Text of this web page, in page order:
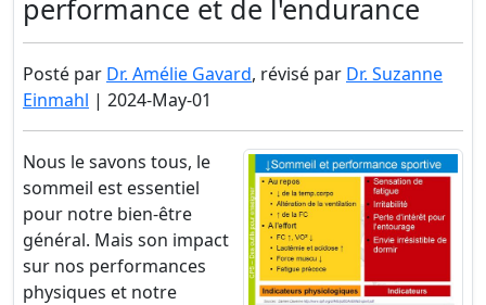
performance et de l'endurance
Posté par Dr. Amélie Gavard, révisé par Dr. Suzanne
Einmahl | 2024-May-01
Nous le savons tous, le
sommeil est essentiel
pour notre bien-être
général. Mais son impact
sur nos performances
physiques et notre